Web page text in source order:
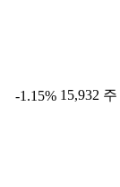
-1.15% 15,932 주